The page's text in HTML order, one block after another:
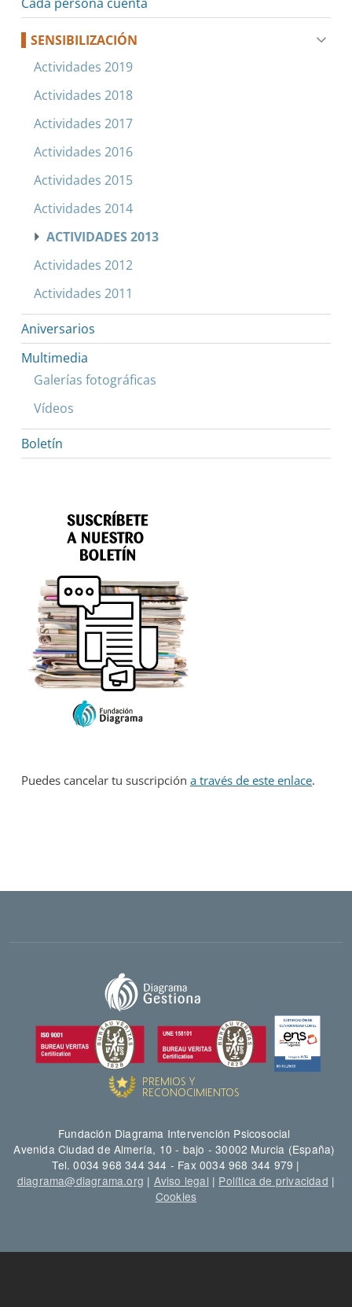
SENSIBILIZACIÓN
Actividades 2019
Actividades 2018
Actividades 2017
Actividades 2016
Actividades 2015
Actividades 2014
ACTIVIDADES 2013
Actividades 2012
Actividades 2011
Aniversarios
Multimedia
Galerías fotográficas
Vídeos
Boletín
Puedes cancelar tu suscripción a través de este enlace.
Fundación Diagrama Intervención Psicosocial
Avenida Ciudad de Almería, 10 - bajo - 30002 Murcia (España)
Tel. 0034 968 344 344 - Fax 0034 968 344 979 |
diagrama@diagrama.org | Aviso legal | Política de privacidad |
Cookies